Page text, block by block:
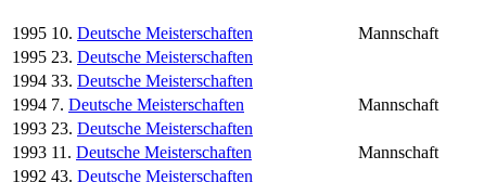
1995 10. Deutsche Meisterschaften
Mannschaft
1995 23. Deutsche Meisterschaften
1994 33. Deutsche Meisterschaften
1994 7. Deutsche Meisterschaften
Mannschaft
1993 23. Deutsche Meisterschaften
1993 11. Deutsche Meisterschaften
Mannschaft
1992 43. Deutsche Meisterschaften